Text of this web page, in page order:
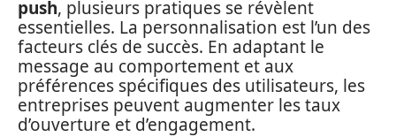
push, plusieurs pratiques se révèlent
essentielles. La personnalisation est l’un des
facteurs clés de succès. En adaptant le
message au comportement et aux
préférences spécifiques des utilisateurs, les
entreprises peuvent augmenter les taux
d’ouverture et d’engagement.